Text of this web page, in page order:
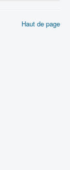
Haut de page